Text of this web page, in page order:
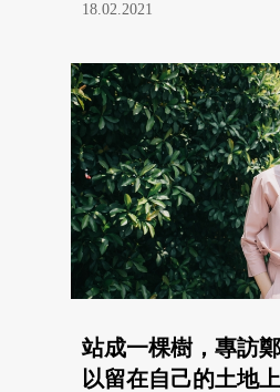
18.02.2021
站成一棵樹，專訪
以留在自己的土地